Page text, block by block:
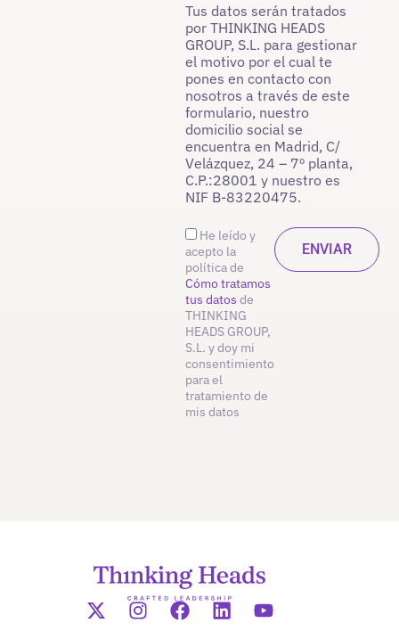
Tus datos serán tratados
por THINKING HEADS
GROUP, S.L. para gestionar
el motivo por el cual te
pones en contacto con
nosotros a través de este
formulario, nuestro
domicilio social se
encuentra en Madrid, C/
Velázquez, 24 – 7º planta,
C.P.:28001 y nuestro es
NIF B-83220475.
He leído y
acepto la
política de
Cómo tratamos
tus datos de
THINKING
HEADS GROUP,
S.L. y doy mi
consentimiento
para el
tratamiento de
mis datos